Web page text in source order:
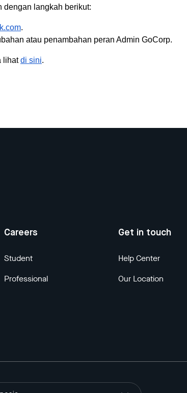
dengan langkah berikut:
.
atau penambahan peran Admin GoCorp.
lihatdi sini.
Careers
Student
Professional
Get in touch
Help Center
Our Location